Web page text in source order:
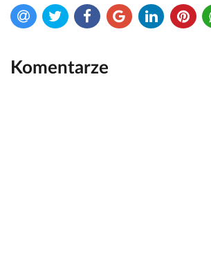
Komentarze